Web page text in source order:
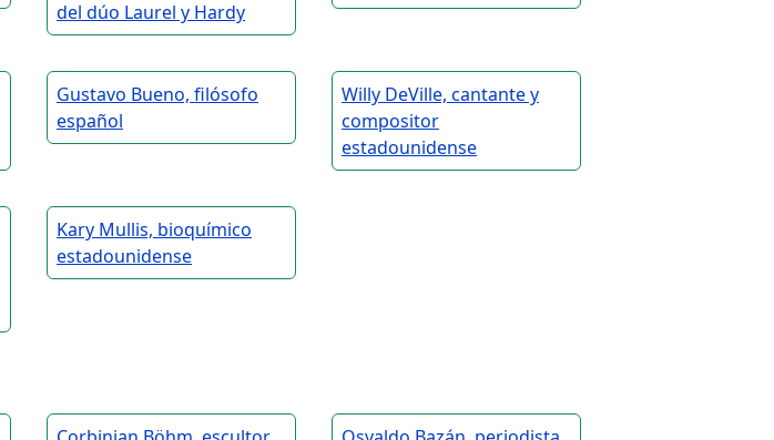
del dúo Laurel y Hardy
Gustavo Bueno, filósofo
español
Willy DeVille, cantante y
compositor
estadounidense
Kary Mullis, bioquímico
estadounidense